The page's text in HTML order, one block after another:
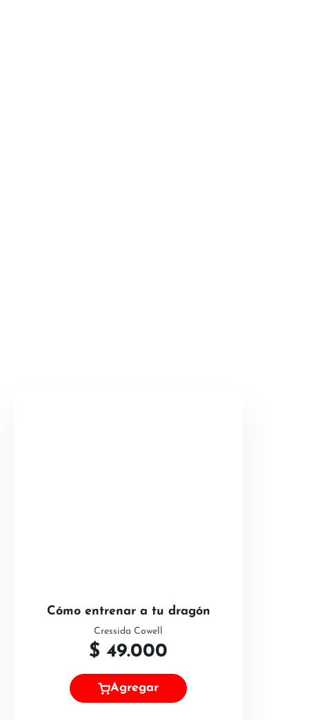
Cómo entrenar a tu dragón
Cressida Cowell
$ 49.000
Agregar